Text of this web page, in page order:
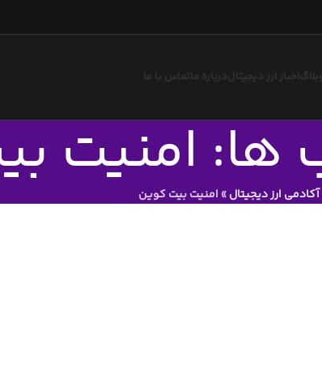
اخبار ارز دیجیتالدرباره ماتماس با ما
ها: امنیتآکادمی ارز دیجیتال» امنیت بیت کوین